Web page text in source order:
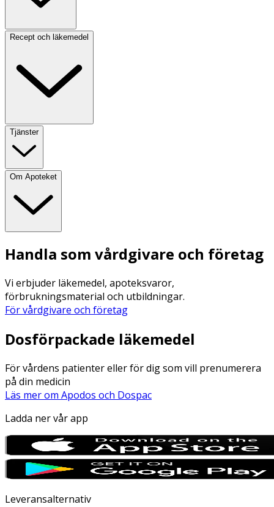
Recept och läkemedel
Tjänster
Om Apoteket
Handla som vårdgivare och företag
Vi erbjuder läkemedel, apoteksvaror,
förbrukningsmaterial och utbildningar.
För vårdgivare och företag
Dosförpackade läkemedel
För vårdens patienter eller för dig som vill prenumerera
på din medicin
Läs mer om Apodos och Dospac
Ladda ner vår app
Leveransalternativ